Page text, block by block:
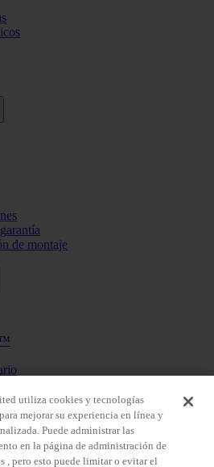
de montaje
utiliza cookies y tecnologías
mejorar su experiencia en línea y
Puede administrar las
en la página de administración de
, pero esto puede limitar o evitar el